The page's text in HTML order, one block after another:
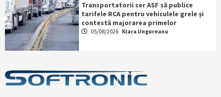
Transportatorii cer ASF să publice
tarifele RCA pentru vehiculele grele și
contestă majorarea primelor
05/08/2026 Klara Ungureanu